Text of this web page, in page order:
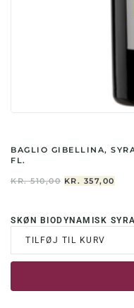
BAGLIO GIBELLINA,
FL.
KR.510,00 DEN
KR. 510,00.
KR. 357,00
KR.
SKØN BIODYNAMISK
TILFØJ TIL KURV